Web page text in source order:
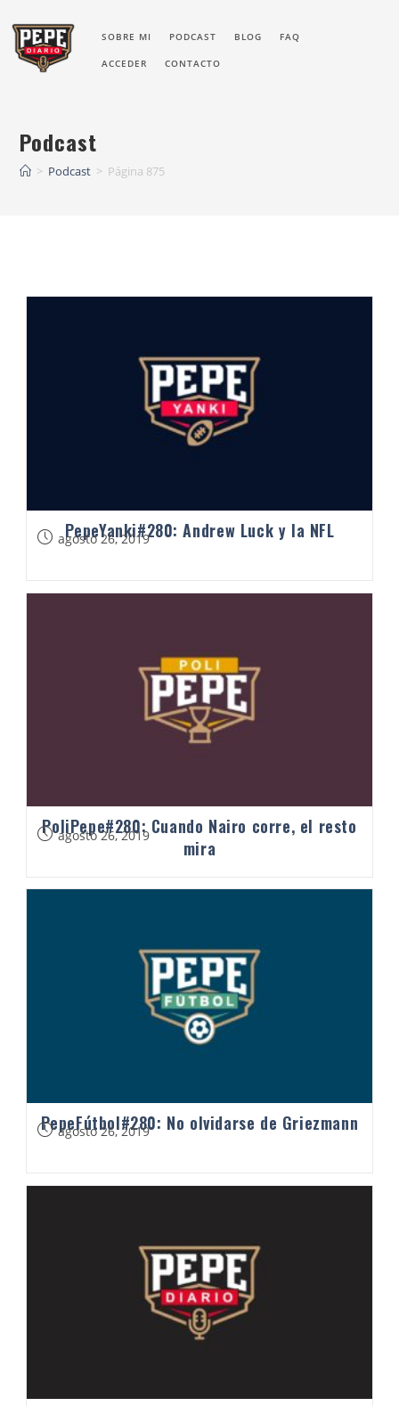
SOBRE MI PODCAST BLOG FAQ
ACCEDER CONTACTO
Podcast
> Podcast > Página 875
PepeYanki#280: Andrew Luck y la NFL
agosto 26, 2019
PoliPepe#280: Cuando Nairo corre, el resto
mira
agosto 26, 2019
PepeFútbol#280: No olvidarse de Griezmann
agosto 26, 2019